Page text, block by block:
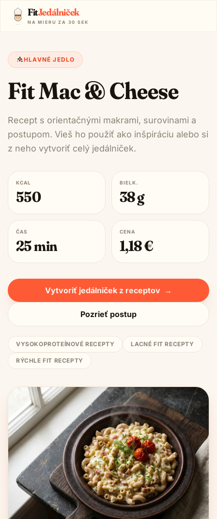
FitJedálniček
NA MIERU ZA 30 SEK
HLAVNÉ JEDLO
Fit Mac & Cheese
Recept s orientačnými makrami, surovinami a
postupom. Vieš ho použiť ako inšpiráciu alebo si
z neho vytvoriť celý jedálniček.
KCAL
550
BIELK.
38g
ČAS
25min
CENA
1,18€
Vytvoriť jedálniček z receptov →
Pozrieť postup
VYSOKOPROTEÍNOVÉ RECEPTY LACNÉ FIT RECEPTY
RÝCHLE FIT RECEPTY